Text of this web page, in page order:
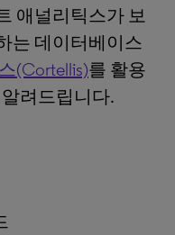
애널리틱스가 보
는 데이터베이스
(Cortellis)를 활용
려드립니다.